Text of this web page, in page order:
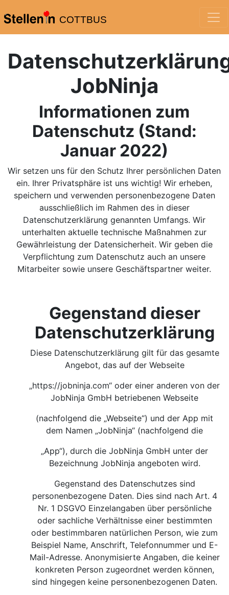
COTTBUS
JobNinja
Informationen zum
Datenschutz (Stand:
Januar 2022)
Wir setzen uns für den Schutz Ihrer persönlichen Daten
ein. Ihrer Privatsphäre ist uns wichtig! Wir erheben,
speichern und verwenden personenbezogene Daten
ausschließlich im Rahmen des in dieser
Datenschutzerklärung genannten Umfangs. Wir
unterhalten aktuelle technische Maßnahmen zur
Gewährleistung der Datensicherheit. Wir geben die
Verpflichtung zum Datenschutz auch an unsere
Mitarbeiter sowie unsere Geschäftspartner weiter.
Gegenstand dieser
Datenschutzerklärung
Diese Datenschutzerklärung gilt für das gesamte
Angebot, das auf der Webseite
„https://jobninja.com“ oder einer anderen von der
JobNinja GmbH betriebenen Webseite
(nachfolgend die „Webseite“) und der App mit
dem Namen „JobNinja“ (nachfolgend die
„App“), durch die JobNinja GmbH unter der
Bezeichnung JobNinja angeboten wird.
Gegenstand des Datenschutzes sind
personenbezogene Daten. Dies sind nach Art. 4
Nr. 1 DSGVO Einzelangaben über persönliche
oder sachliche Verhältnisse einer bestimmten
oder bestimmbaren natürlichen Person, wie zum
Beispiel Name, Anschrift, Telefonnummer und E-
Mail-Adresse. Anonymisierte Angaben, die keiner
konkreten Person zugeordnet werden können,
sind hingegen keine personenbezogenen Daten.